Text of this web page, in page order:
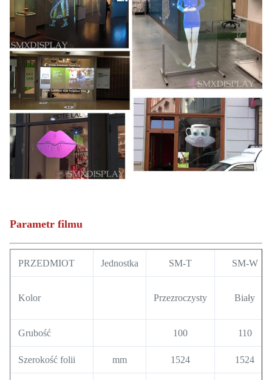
Parametr filmu
PRZEDMIOT Jednostka SM-T SM-W
Kolor Przezroczysty Biały
Grubość 100 110
Szerokość folii mm 1524 1524